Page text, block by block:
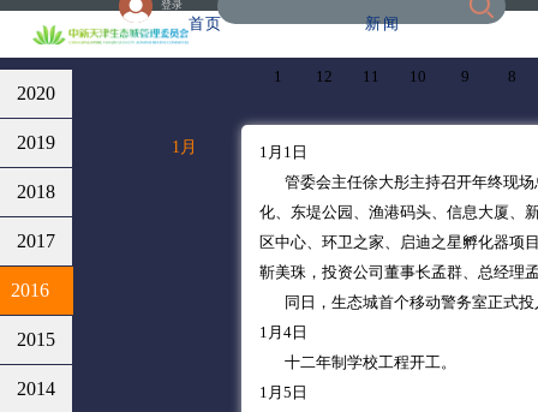
登录
首页 新闻
2020
2019
2018
2017
2016
2015
2014
1 12 11 10 9 8
1月
1月1日
管委会主任徐大彤主持召开年终现场
化、东堤公园、渔港码头、信息大厦、
区中心、环卫之家、启迪之星孵化器项
靳美珠，投资公司董事长孟群、总经理
同日，生态城首个移动警务室正式投
1月4日
十二年制学校工程开工。
1月5日